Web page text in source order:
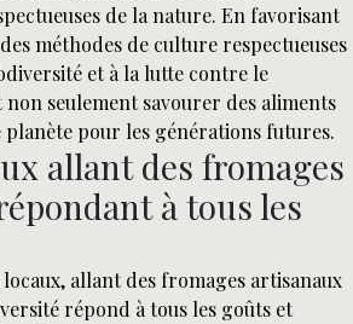
de la nature. En favorisant
méthodes de culture respectueuses
et à la lutte contre le
seulement savourer des aliments
pour les générations futures.
allant des fromages
à tous les
allant des fromages artisanaux
répond à tous les goûts et